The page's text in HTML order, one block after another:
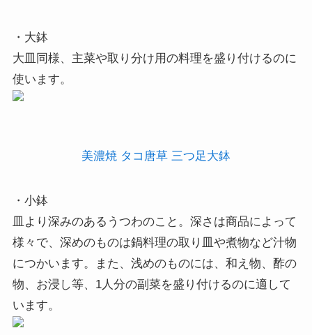
・大鉢
大皿同様、主菜や取り分け用の料理を盛り付けるのに
使います。
美濃焼 タコ唐草 三つ足大鉢
・小鉢
皿より深みのあるうつわのこと。深さは商品によって
様々で、深めのものは鍋料理の取り皿や煮物など汁物
につかいます。また、浅めのものには、和え物、酢の
物、お浸し等、1人分の副菜を盛り付けるのに適して
います。